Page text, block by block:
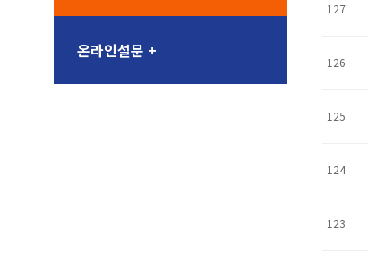
온라인설문 +
127
126
125
124
123